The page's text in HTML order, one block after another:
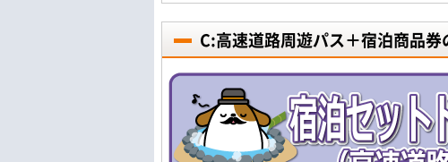
C:高速道路周遊パス＋宿泊商品